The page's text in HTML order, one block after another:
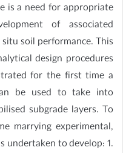
is a need for appropriate
of associated
soil performance. This
design procedures
for the first time a
be used to take into
subgrade layers. To
marrying experimental,
undertaken to develop: 1.